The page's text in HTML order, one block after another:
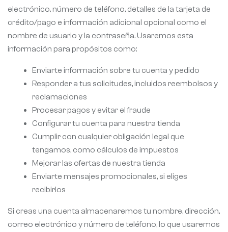
electrónico, número de teléfono, detalles de la tarjeta de
crédito/pago e información adicional opcional como el
nombre de usuario y la contraseña. Usaremos esta
información para propósitos como:
Enviarte información sobre tu cuenta y pedido
Responder a tus solicitudes, incluidos reembolsos y
reclamaciones
Procesar pagos y evitar el fraude
Configurar tu cuenta para nuestra tienda
Cumplir con cualquier obligación legal que
tengamos, como cálculos de impuestos
Mejorar las ofertas de nuestra tienda
Enviarte mensajes promocionales, si eliges
recibirlos
Si creas una cuenta almacenaremos tu nombre, dirección,
correo electrónico y número de teléfono, lo que usaremos